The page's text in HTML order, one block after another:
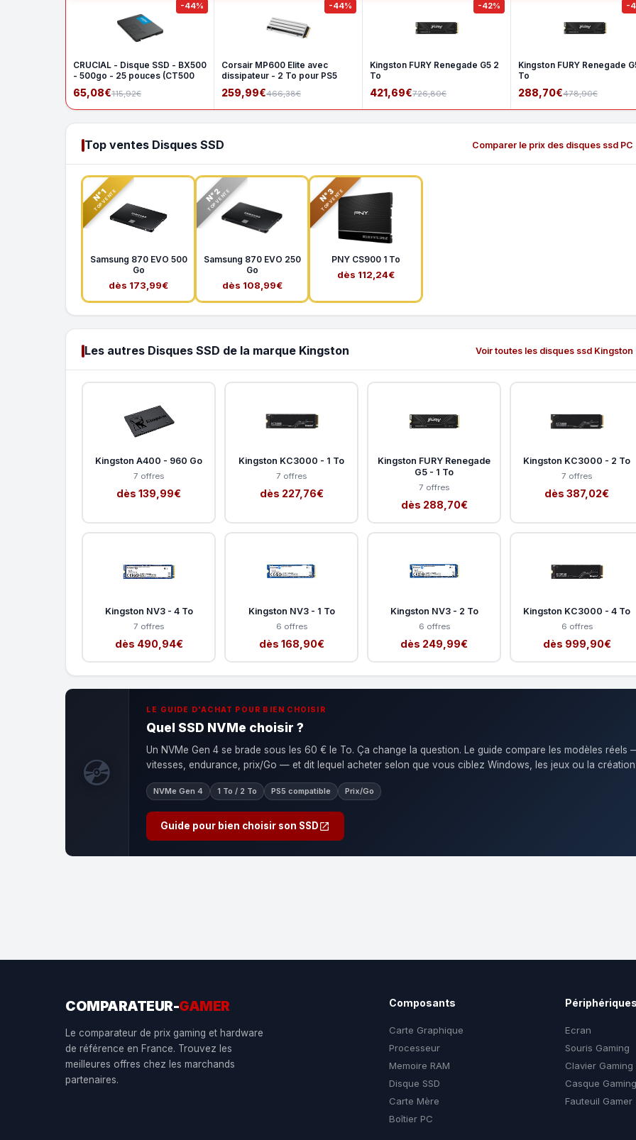
-44%
CRUCIAL - Disque SSD - BX500
- 500go - 25 pouces (CT500
65,08€115,92€
-44%
Corsair MP600 Elite avec
dissipateur - 2 To pour PS5
259,99€466,38€
-42%
Kingston FURY Renegade G5 2
To
421,69€726,80€
-
Kingston FURY Renegade
To
288,70€478,90€
Top ventes Disques SSD Comparer le prix des disques ssd
N°1
TOP VENTE
Samsung 870 EVO 500
Go
dès 173,99€
N°2
TOP VENTE
Samsung 870 EVO 250
Go
dès 108,99€
N°3
TOP VENTE
PNY CS900 1 To
dès 112,24€
Les autres Disques SSD de la marque Kingston Voir toutes les disques ssd
Kingston A400 - 960 Go
7 offres
dès 139,99€
Kingston KC3000 - 1 To
7 offres
dès 227,76€
Kingston FURY Renegade
G5 - 1 To
7 offres
dès 288,70€
Kingston KC3000 - 2 To
7 offres
dès 387,02€
Kingston NV3 - 4 To
7 offres
dès 490,94€
Kingston NV3 - 1 To
6 offres
dès 168,90€
Kingston NV3 - 2 To
6 offres
dès 249,99€
Kingston KC3000 - 4 To
6 offres
dès 999,90€
💿
LE GUIDE D'ACHAT POUR BIEN CHOISIR
Quel SSD NVMe choisir ?
Un NVMe Gen 4 se brade sous les 60 € le To. Ça change la question. Le guide compare les modèles réels
vitesses, endurance, prix/Go — et dit lequel acheter selon que vous ciblez Windows, les jeux ou la
NVMe Gen 4 1 To / 2 To PS5 compatible Prix/Go
Guide pour bien choisir son SSD
COMPARATEUR-GAMER
Le comparateur de prix gaming et hardware
de référence en France. Trouvez les
meilleures offres chez les marchands
partenaires.
Composants
Carte Graphique
Processeur
Memoire RAM
Disque SSD
Carte Mère
Boîtier PC
Ecran
Souris Gaming
Clavier Gaming
Casque Gaming
Fauteuil Gamer